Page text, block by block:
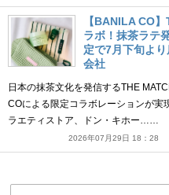
【BANILA CO
ラボ！抹茶ラテ
定で7月下旬よ
会社
日本の抹茶文化を発信するTHE
COによる限定コラボレーションが実
ラエティストア、ドン・キホー……
2026年07月29日 18：28